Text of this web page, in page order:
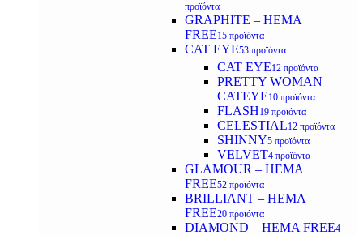
προϊόντα
GRAPHITE – HEMA
FREE15 προϊόντα
CAT EYE53 προϊόντα
CAT EYE12 προϊόντα
PRETTY WOMAN –
CATEYE10 προϊόντα
FLASH19 προϊόντα
CELESTIAL12 προϊόντα
SHINNY5 προϊόντα
VELVET4 προϊόντα
GLAMOUR – HEMA
FREE52 προϊόντα
BRILLIANT – HEMA
FREE20 προϊόντα
DIAMOND – HEMA FREE4